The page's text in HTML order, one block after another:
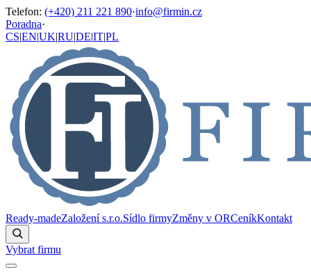
Telefon: (+420) 211 221 890·info@firmin.cz
Poradna·
CS|EN|UK|RU|DE|IT|PL
Ready-madeZaložení s.r.o.Sídlo firmyZměny v ORCeníkKontakt
Vybrat firmu